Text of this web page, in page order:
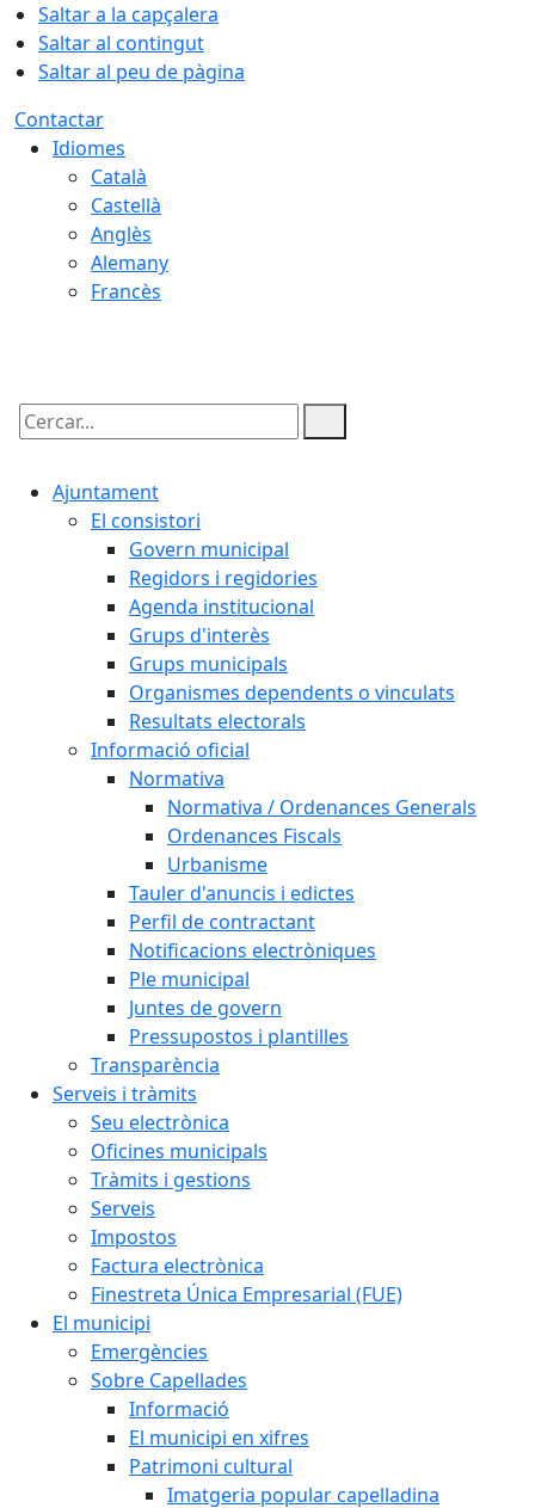
Saltar a la capçalera
Saltar al contingut
Saltar al peu de pàgina
Contactar
Idiomes
Català
Castellà
Anglès
Alemany
Francès
Cercar:
Ajuntament
El consistori
Govern municipal
Regidors i regidories
Agenda institucional
Grups d'interès
Grups municipals
Organismes dependents o vinculats
Resultats electorals
Informació oficial
Normativa
Normativa / Ordenances Generals
Ordenances Fiscals
Urbanisme
Tauler d'anuncis i edictes
Perfil de contractant
Notificacions electròniques
Ple municipal
Juntes de govern
Pressupostos i plantilles
Transparència
Serveis i tràmits
Seu electrònica
Oficines municipals
Tràmits i gestions
Serveis
Impostos
Factura electrònica
Finestreta Única Empresarial (FUE)
El municipi
Emergències
Sobre Capellades
Informació
El municipi en xifres
Patrimoni cultural
Imatgeria popular capelladina